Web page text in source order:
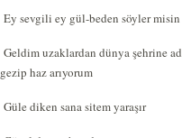
Ey sevgili ey gül-beden söyler
Geldim uzaklardan dünya şehrine
gezip haz arıyorum
Güle diken sana sitem yaraşır